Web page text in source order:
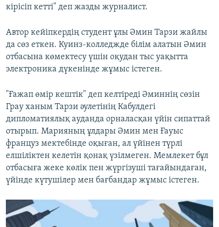
кірісіп кетті" деп жазды журналист.
Автор кейіпкердің студент ұлы Әмин Тарзи жайлы
да сөз еткен. Куинз-колледжде білім алатын Әмин
отбасына көмектесу үшін оқудан тыс уақытта
электроника дүкенінде жұмыс істеген.
"Ғажап өмір кештік" деп келтіреді Әминнің сөзін
Грау ханым Тарзи әулетінің Кабулдегі
дипломатиялық ауданда орналасқан үйін сипаттай
отырып. Марияның ұлдары Әмин мен Ғауыс
француз мектебінде оқыған, ал үйінен түрлі
елшіліктен келетін қонақ үзілмеген. Мемлекет бұл
отбасыға жеке көлік пен жүргізуші тағайындаған,
үйінде күтушілер мен бағбандар жұмыс істеген.